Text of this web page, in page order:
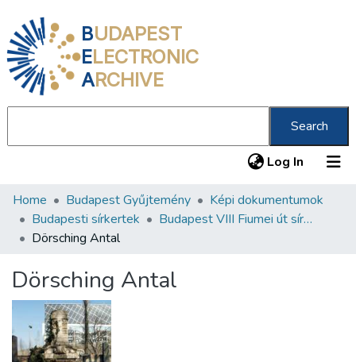
BUDAPEST
ELECTRONIC
ARCHIVE
Search
Log In (current)
Communities & Collections
All of DSpace
About us
Home Budapest Gyűjtemény
Képi dokumentumok
Budapesti sírkertek
Budapest VIII Fiumei út sírkert 3. rész
Dörsching Antal
Dörsching Antal